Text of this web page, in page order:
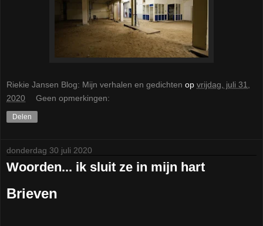
Riekie Jansen Blog: Mijn verhalen en gedichten op vrijdag, juli 31,
2020
Geen opmerkingen:
Delen
donderdag 30 juli 2020
Woorden... ik sluit ze in mijn hart
Brieven